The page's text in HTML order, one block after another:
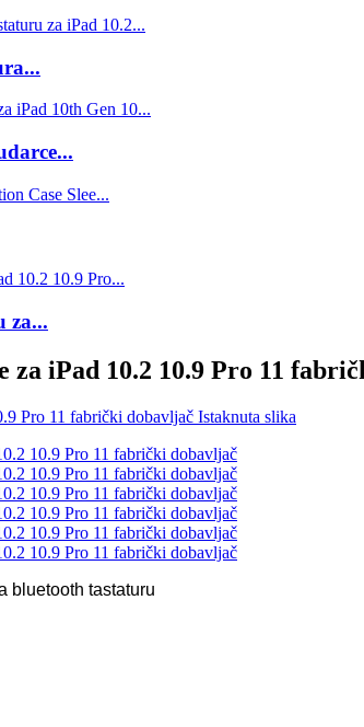
za...
za iPad 10.2 10.9 Pro 11
bluetooth tastaturu